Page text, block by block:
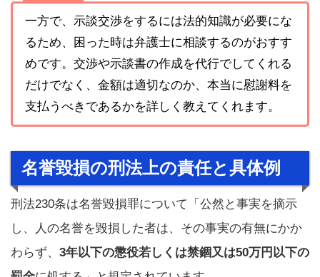
一方で、示談交渉をするには法的知識が必要にな
るため、困った時は弁護士に相談するのがおすす
めです。交渉や示談書の作成を代行でしてくれる
だけでなく、金額は適切なのか、本当に慰謝料を
支払うべきであるかを詳しく教えてくれます。
名誉毀損の刑法上の責任と具体例
刑法230条は名誉毀損罪について「公然と事実を摘示
し、人の名誉を毀損した者は、その事実の有無にかか
わらず、 3年以下の懲役若しくは禁錮又は50万円以下の